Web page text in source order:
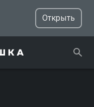
Открыть